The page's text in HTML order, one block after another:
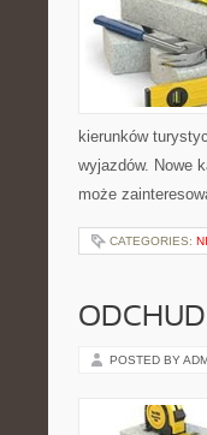
kierunków
wyjazdów. Nowe
może
CATEGORIES:
POSTED BY